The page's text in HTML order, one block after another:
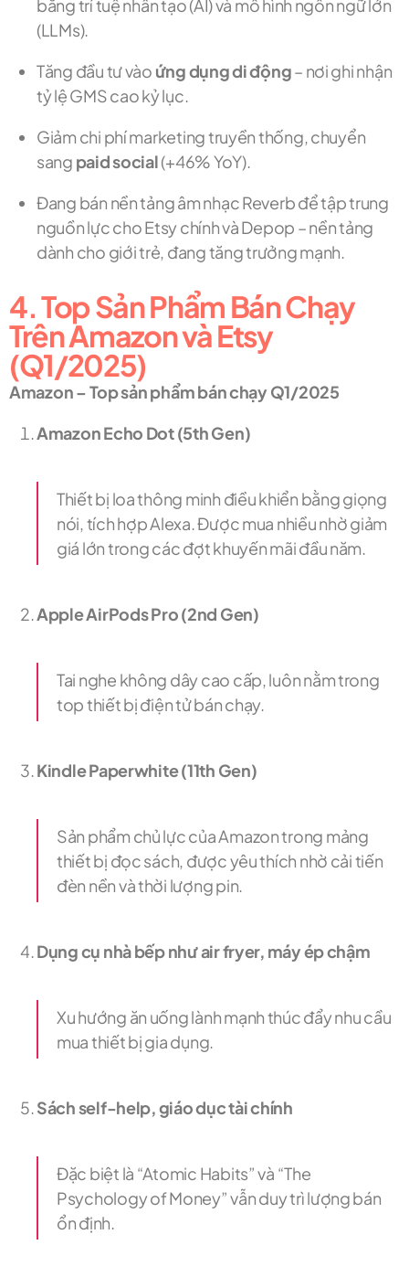
bằng trí tuệ nhân tạo (AI) và mô hình ngôn ngữ lớn
(LLMs).
Tăng đầu tư vào ứng dụng di động– nơi ghi nhận
tỷ lệ GMS cao kỷ lục.
Giảm chi phí marketing truyền thống, chuyển
sang paid social(+46% YoY).
Đang bán nền tảng âm nhạc Reverb để tập trung
nguồn lực cho Etsy chính và Depop – nền tảng
dành cho giới trẻ, đang tăng trưởng mạnh.
4. Top Sản Phẩm Bán Chạy
Trên Amazon và Etsy
(Q1/2025)
Amazon – Top sản phẩm bán chạy Q1/2025
Amazon Echo Dot (5th Gen)
Thiết bị loa thông minh điều khiển bằng giọng
nói, tích hợp Alexa. Được mua nhiều nhờ giảm
giá lớn trong các đợt khuyến mãi đầu năm.
Apple AirPods Pro (2nd Gen)
Tai nghe không dây cao cấp, luôn nằm trong
top thiết bị điện tử bán chạy.
Kindle Paperwhite (11th Gen)
Sản phẩm chủ lực của Amazon trong mảng
thiết bị đọc sách, được yêu thích nhờ cải tiến
đèn nền và thời lượng pin.
Dụng cụ nhà bếp như air fryer, máy ép chậm
Xu hướng ăn uống lành mạnh thúc đẩy nhu cầu
mua thiết bị gia dụng.
Sách self-help, giáo dục tài chính
Đặc biệt là “Atomic Habits” và “The
Psychology of Money” vẫn duy trì lượng bán
ổn định.